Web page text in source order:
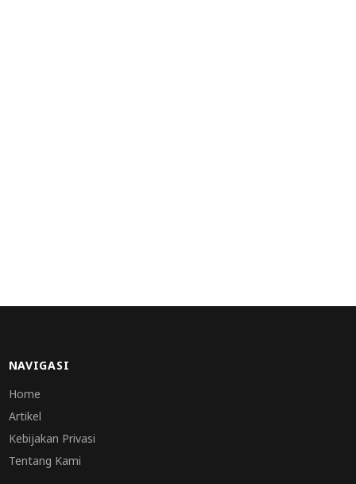
NAVIGASI
Home
Artikel
Kebijakan Privasi
Tentang Kami